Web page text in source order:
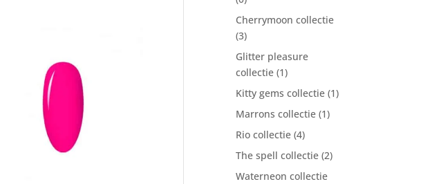
Cherrymoon collectie
(3)
Glitter pleasure
collectie (1)
Kitty gems collectie (1)
Marrons collectie (1)
Rio collectie (4)
The spell collectie (2)
Waterneon collectie